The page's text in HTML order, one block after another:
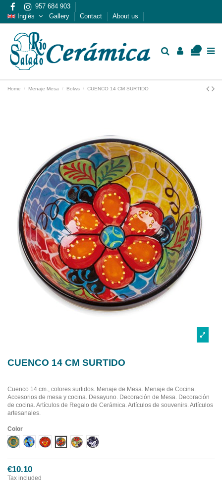
957 684 903
Inglés
Gallery Contact About us
Home Menaje Mesa Bolws CUENCO 14 CM SURTIDO
CUENCO 14 CM SURTIDO
Cuenco 14 cm., colores surtidos. Menaje de Mesa. Menaje de Cocina.
Accesorios de mesa y cocina. Desayuno. Decoración de Mesa. Decoración
de cocina. Artículos de Regalo de Cerámica. Artículos de souvenirs. Artículos
artesanales.
Color
Diseño 1Diseño 2Diseño 3Diseño 4Diseño 5Diseño 6
€10.10
Tax included